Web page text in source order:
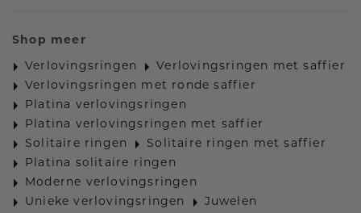
Shop meer
Verlovingsringen
Verlovingsringen met saffier
Verlovingsringen met ronde saffier
Platina verlovingsringen
Platina verlovingsringen met saffier
Solitaire ringen
Solitaire ringen met saffier
Platina solitaire ringen
Moderne verlovingsringen
Unieke verlovingsringen
Juwelen